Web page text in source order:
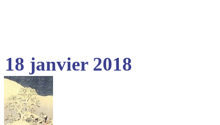
18 janvier 2018